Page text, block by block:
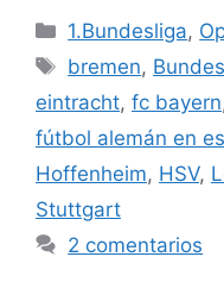
Categorías
1.Bundesliga,
Etiquetas
bremen,
eintracht, fc bayern
fútbol alemán en
Hoffenheim, HSV,
Stuttgart
2 comentarios